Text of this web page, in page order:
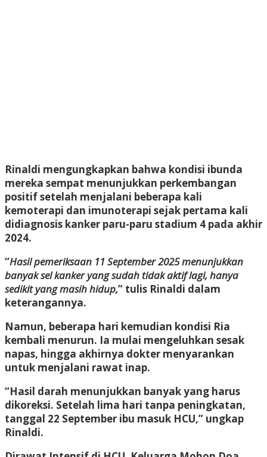
Rinaldi mengungkapkan bahwa kondisi ibunda
mereka sempat menunjukkan perkembangan
positif setelah menjalani beberapa kali
kemoterapi dan imunoterapi sejak pertama kali
didiagnosis kanker paru-paru stadium 4 pada akhir
2024.
“Hasil pemeriksaan 11 September 2025 menunjukkan
banyak sel kanker yang sudah tidak aktif lagi, hanya
sedikit yang masih hidup,” tulis Rinaldi dalam
keterangannya.
Namun, beberapa hari kemudian kondisi Ria
kembali menurun. Ia mulai mengeluhkan sesak
napas, hingga akhirnya dokter menyarankan
untuk menjalani rawat inap.
“Hasil darah menunjukkan banyak yang harus
dikoreksi. Setelah lima hari tanpa peningkatan,
tanggal 22 September ibu masuk HCU,” ungkap
Rinaldi.